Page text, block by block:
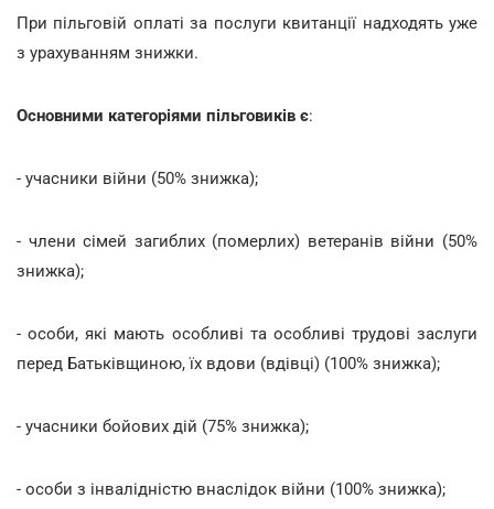
При пільговій оплаті за послуги квитанції надходять уже
з урахуванням знижки.
Основними категоріями пільговиків є:
- учасники війни (50% знижка);
- члени сімей загиблих (померлих) ветеранів війни (50%
знижка);
- особи, які мають особливі та особливі трудові заслуги
перед Батьківщиною, їх вдови (вдівці) (100% знижка);
- учасники бойових дій (75% знижка);
- особи з інвалідністю внаслідок війни (100% знижка);